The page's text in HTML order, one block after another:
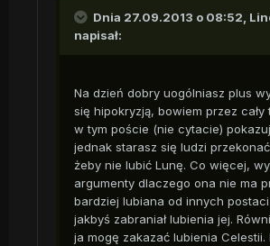
Dnia 27.09.2013 o 08:52,
napisał:
Na dzień dobry uogólniasz plus
się hipokryzją, bowiem przez cały
w tym poście (nie cytacie)
jednak starasz się ludzi
żeby nie lubić Lunę. Co więcej,
argumenty dlaczego ona nie ma
bardziej lubiana od innych
jakbyś zabraniał lubienia jej.
ja mogę zakazać lubienia Celestii.